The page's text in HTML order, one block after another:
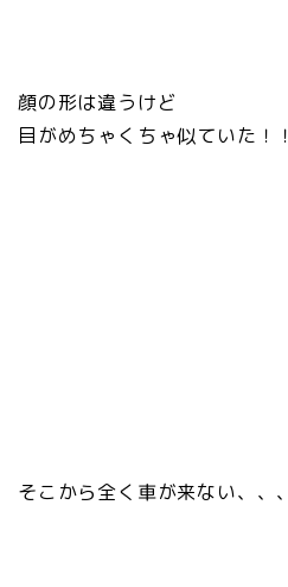
顔の形は違うけど
目がめちゃくちゃ似ていた！！
そこから全く車が来ない、、、